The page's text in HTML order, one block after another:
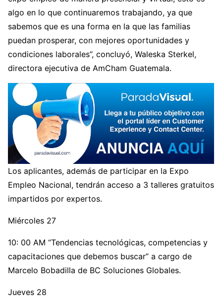
algo en lo que continuaremos trabajando, ya que
sabemos que es una forma en la que las familias
puedan prosperar, con mejores oportunidades y
condiciones laborales”, concluyó, Waleska Sterkel,
directora ejecutiva de AmCham Guatemala.
Los aplicantes, además de participar en la Expo
Empleo Nacional, tendrán acceso a 3 talleres gratuitos
impartidos por expertos.
Miércoles 27
10: 00 AM “Tendencias tecnológicas, competencias y
capacitaciones que debemos buscar” a cargo de
Marcelo Bobadilla de BC Soluciones Globales.
Jueves 28